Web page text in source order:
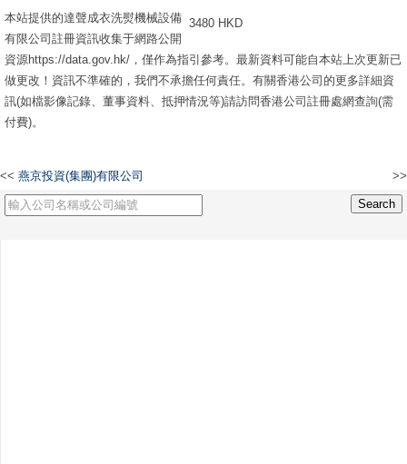
3480 HKD
本站提供的達聲成衣洗熨機械設備
有限公司註冊資訊收集于網路公開
資源https://data.gov.hk/，僅作為指引參考。最新資料可能自本站上次更新已
做更改！資訊不準確的，我們不承擔任何責任。有關香港公司的更多詳細資
訊(如檔影像記錄、董事資料、抵押情況等)請訪問香港公司註冊處網查詢(需
付費)。
<< 燕京投資(集團)有限公司 >>